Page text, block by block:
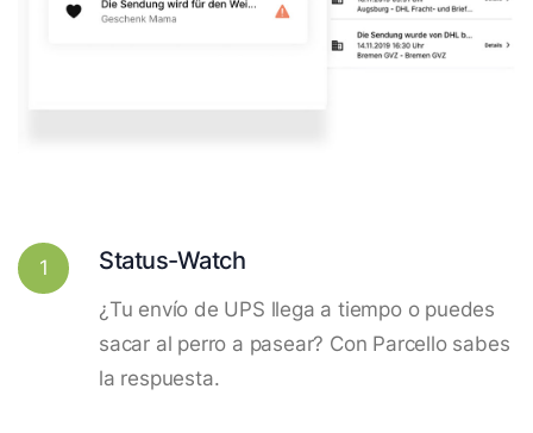
1 Status-Watch
¿Tu envío de UPS llega a tiempo o puedes
sacar al perro a pasear? Con Parcello sabes
la respuesta.